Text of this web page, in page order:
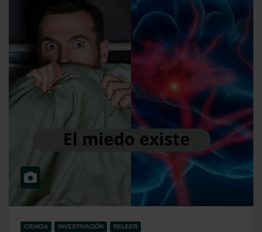
CIENCIA INVESTIVACIÓN RELEER